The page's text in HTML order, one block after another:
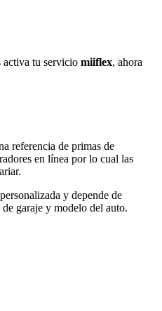
activa tu servicio miiflex, ahora
referencia de primas de
en línea por lo cual las
y depende de
garaje y modelo del auto.